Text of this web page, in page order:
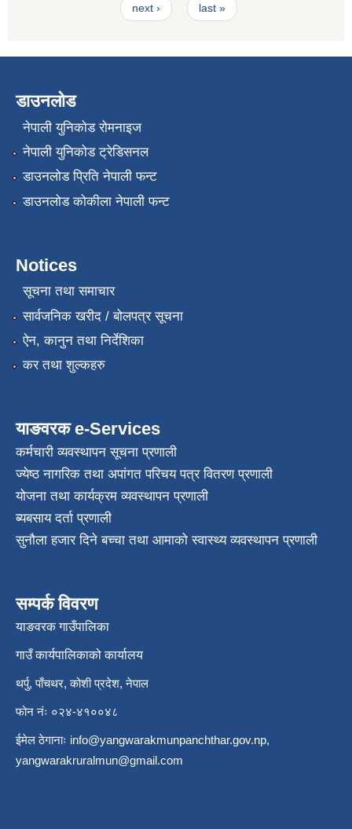
next › last »
डाउनलोड
नेपाली युनिकोड रोमनाइज
नेपाली युनिकोड ट्रेडिसनल
डाउनलोड प्रिति नेपाली फन्ट
डाउनलोड कोकीला नेपाली फन्ट
Notices
सूचना तथा समाचार
सार्वजनिक खरीद / बोलपत्र सूचना
ऐन, कानुन तथा निर्देशिका
कर तथा शुल्कहरु
याङवरक e-Services
कर्मचारी व्यवस्थापन सूचना प्रणाली
ज्येष्ठ नागरिक तथा अपांगत परिचय पत्र वितरण प्रणाली
योजना तथा कार्यक्रम व्यवस्थापन प्रणाली
ब्यबसाय दर्ता प्रणाली
सुनौला हजार दिने बच्चा तथा आमाको स्वास्थ्य व्यवस्थापन प्रणाली
सम्पर्क विवरण
याङवरक गाउँपालिका
गाउँ कार्यपालिकाको कार्यालय
थर्पु, पाँचथर, कोशी प्रदेश, नेपाल
फोन नंः ०२४-४१००४८
ईमेल ठेगानाः info@yangwarakmunpanchthar.gov.np,
yangwarakruralmun@gmail.com